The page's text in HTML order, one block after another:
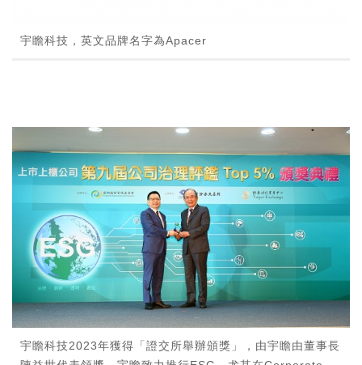
宇瞻科技，英文品牌名字為Apacer
宇瞻科技2023年獲得「證交所舉辦頒獎」，由宇瞻由董事長